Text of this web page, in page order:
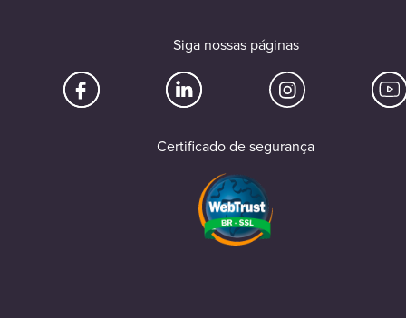
Siga nossas páginas
Certificado de segurança